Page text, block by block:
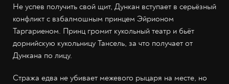
Не успев получить свой щит, Дункан вступает в серьёзный
конфликт с взбалмошным принцем Эйрионом
Таргариеном. Принц громит кукольный театр и бьёт
дорнийскую кукольницу Тансель, за что получает от
Дункана по лицу.
Стража едва не убивает межевого рыцаря на месте, но